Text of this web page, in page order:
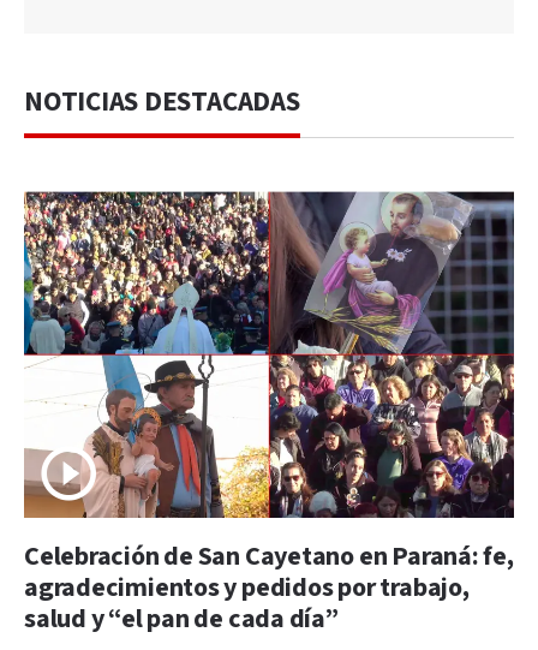
NOTICIAS DESTACADAS
Celebración de San Cayetano en Paraná: fe,
agradecimientos y pedidos por trabajo,
salud y “el pan de cada día”